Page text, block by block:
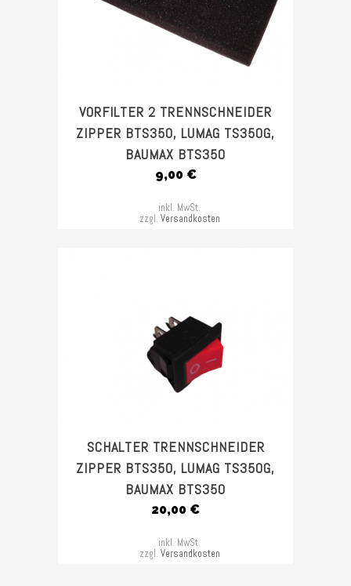
VORFILTER 2 TRENNSCHNEIDER
ZIPPER BTS350, LUMAG TS350G,
BAUMAX BTS350
9,00 €
inkl. MwSt.
zzgl. Versandkosten
SCHALTER TRENNSCHNEIDER
ZIPPER BTS350, LUMAG TS350G,
BAUMAX BTS350
20,00 €
inkl. MwSt.
zzgl. Versandkosten